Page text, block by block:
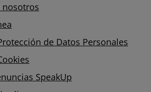
nosotros
de Datos Personales
SpeakUp